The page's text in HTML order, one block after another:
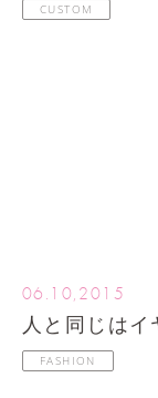
CUSTOM
06.10,2015
人と同じはイ
FASHION